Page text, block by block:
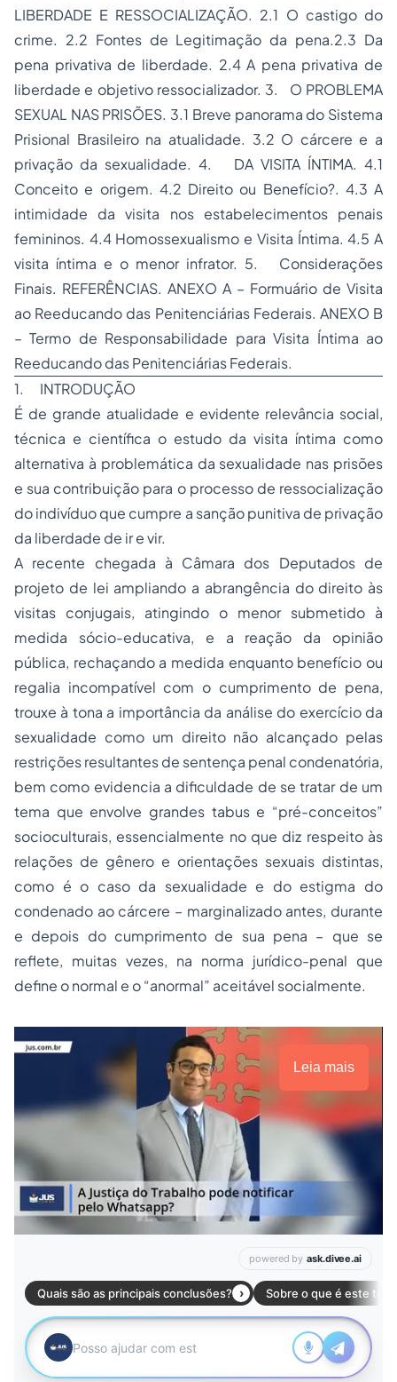
LIBERDADE E RESSOCIALIZAÇÃO. 2.1 O castigo do
crime. 2.2 Fontes de Legitimação da pena.2.3 Da
pena privativa de liberdade. 2.4 A pena privativa de
liberdade e objetivo ressocializador. 3. O PROBLEMA
SEXUAL NAS PRISÕES. 3.1 Breve panorama do Sistema
Prisional Brasileiro na atualidade. 3.2 O cárcere e a
privação da sexualidade. 4. DA VISITA ÍNTIMA. 4.1
Conceito e origem. 4.2 Direito ou Benefício?. 4.3 A
intimidade da visita nos estabelecimentos penais
femininos. 4.4 Homossexualismo e Visita Íntima. 4.5 A
visita íntima e o menor infrator. 5. Considerações
Finais. REFERÊNCIAS. ANEXO A – Formuário de Visita
ao Reeducando das Penitenciárias Federais. ANEXO B
– Termo de Responsabilidade para Visita Íntima ao
Reeducando das Penitenciárias Federais.
1. INTRODUÇÃO
É de grande atualidade e evidente relevância social,
técnica e científica o estudo da visita íntima como
alternativa à problemática da sexualidade nas prisões
e sua contribuição para o processo de ressocialização
do indivíduo que cumpre a sanção punitiva de privação
da liberdade de ir e vir.
A recente chegada à Câmara dos Deputados de
projeto de lei ampliando a abrangência do direito às
visitas conjugais, atingindo o menor submetido à
medida sócio-educativa, e a reação da opinião
pública, rechaçando a medida enquanto benefício ou
regalia incompatível com o cumprimento de pena,
trouxe à tona a importância da análise do exercício da
sexualidade como um direito não alcançado pelas
restrições resultantes de sentença penal condenatória,
bem como evidencia a dificuldade de se tratar de um
tema que envolve grandes tabus e “pré-conceitos”
socioculturais, essencialmente no que diz respeito às
relações de gênero e orientações sexuais distintas,
como é o caso da sexualidade e do estigma do
condenado ao cárcere – marginalizado antes, durante
e depois do cumprimento de sua pena – que se
reflete, muitas vezes, na norma jurídico-penal que
define o normal e o “anormal” aceitável socialmente.
Leia mais